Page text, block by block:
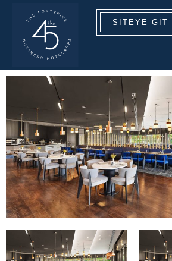
SITEYE GIT